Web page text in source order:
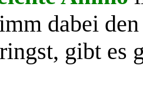
dabei
gibt es